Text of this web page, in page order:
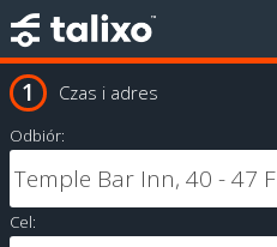
Czas i adres
Odbiór:
Cel: